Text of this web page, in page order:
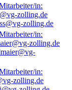
zolling.de